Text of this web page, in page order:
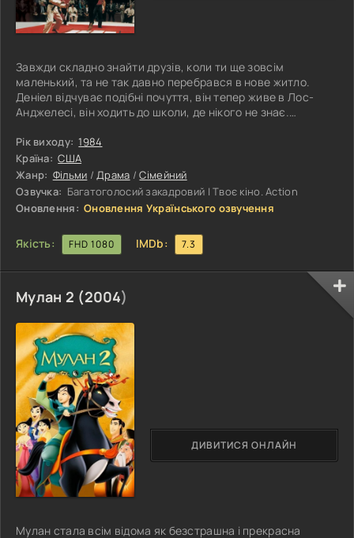
Завжди складно знайти друзів, коли ти ще зовсім
маленький, та не так давно перебрався в нове житло.
Деніел відчуває подібні почуття, він тепер живе в Лос-
Анджелесі, він ходить до школи, де нікого не знає.
район, де оселилася сім'я, він був не
найблагополучнішим. Крім того, у навчальному закладі
всім заправляла банда кобр, ще зовсім юних каратистів. І
хоч вік їхній був ще зовсім смішний, але що вони робили зі
своїми кривдниками, виходило за
Рік виходу: 1984
Країна: США
Жанр: Фільми /Драма /Сімейний
Озвучка: Багатоголосий закадровий | Твоє кіно. Action
Оновлення: Оновлення Українського озвучення
Якість: FHD 1080 IMDb: 7.3
Мулан 2 (2004)
Мулан стала всім відома як безстрашна і прекрасна
ДИВИТИСЯ ОНЛАЙН